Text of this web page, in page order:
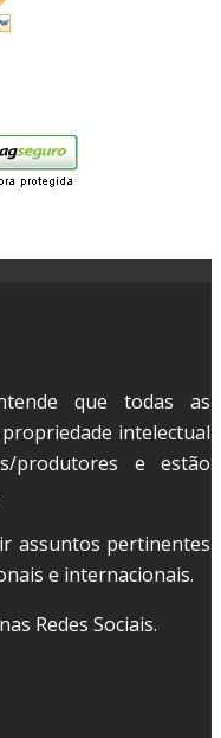
que todas as
intelectual
produtores e estão
assuntos pertinentes
e internacionais.
Redes Sociais.